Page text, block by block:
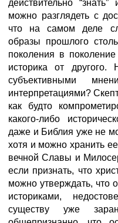
действительно
можно разглядеть с
что на самом деле
образы прошлого
поколения в
историка от
субъективными
интерпретациями?
как будто
какого-либо
даже и Библия уже не
хотя и можно хранить
вечной Славы и
если признать, что
можно утверждать, что
историками,
существу уже